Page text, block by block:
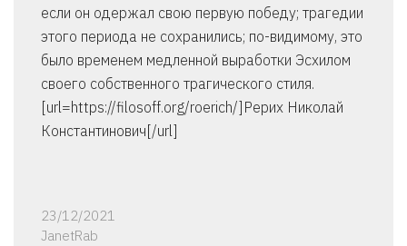
если он одержал свою первую победу; трагедии
этого периода не сохранились; по-видимому, это
было временем медленной выработки Эсхилом
своего собственного трагического стиля.
[url=https://filosoff.org/roerich/]Рерих Николай
Константинович[/url]
23/12/2021
JanetRab